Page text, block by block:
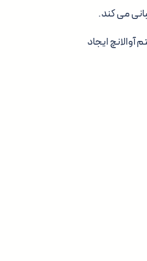
می کند.
ایجاد